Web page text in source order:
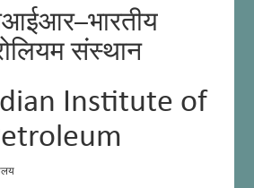
संस्थान
Institute of